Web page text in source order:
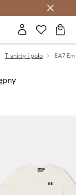
T-shirty i polo